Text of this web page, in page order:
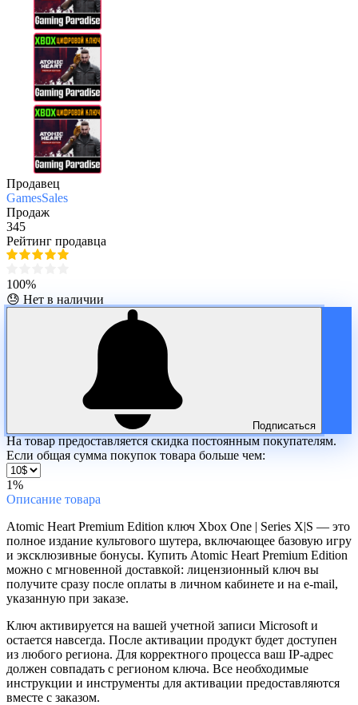
Продавец
GamesSales
Продаж
345
Рейтинг продавца
100%
😓 Нет в наличии
Подписаться
На товар предоставляется скидка постоянным покупателям.
Если общая сумма покупок товара больше чем:
1%
Описание товара
Atomic Heart Premium Edition ключ Xbox One | Series X|S — это
полное издание культового шутера, включающее базовую игру
и эксклюзивные бонусы. Купить Atomic Heart Premium Edition
можно с мгновенной доставкой: лицензионный ключ вы
получите сразу после оплаты в личном кабинете и на e-mail,
указанную при заказе.
Ключ активируется на вашей учетной записи Microsoft и
остается навсегда. После активации продукт будет доступен
из любого региона. Для корректного процесса ваш IP-адрес
должен совпадать с регионом ключа. Все необходимые
инструкции и инструменты для активации предоставляются
вместе с заказом.